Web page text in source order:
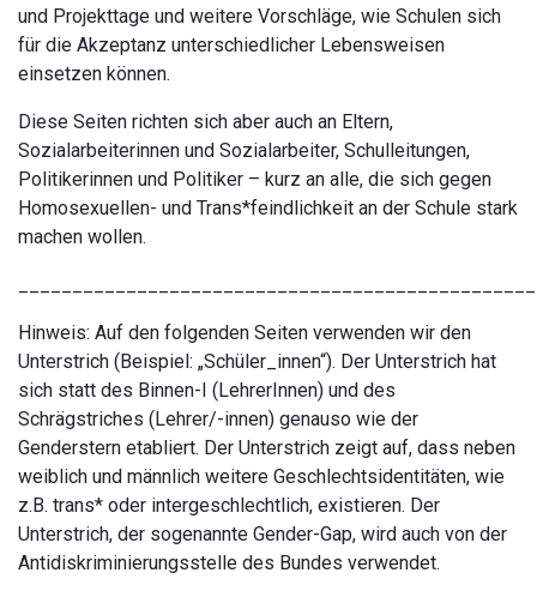
und Projekttage und weitere Vorschläge, wie Schulen sich
für die Akzeptanz unterschiedlicher Lebensweisen
einsetzen können.
Diese Seiten richten sich aber auch an Eltern,
Sozialarbeiterinnen und Sozialarbeiter, Schulleitungen,
Politikerinnen und Politiker – kurz an alle, die sich gegen
Homosexuellen- und Trans*feindlichkeit an der Schule stark
machen wollen.
Hinweis: Auf den folgenden Seiten verwenden wir den
Unterstrich (Beispiel: „Schüler_innen“). Der Unterstrich hat
sich statt des Binnen-I (LehrerInnen) und des
Schrägstriches (Lehrer/-innen) genauso wie der
Genderstern etabliert. Der Unterstrich zeigt auf, dass neben
weiblich und männlich weitere Geschlechtsidentitäten, wie
z.B. trans* oder intergeschlechtlich, existieren. Der
Unterstrich, der sogenannte Gender-Gap, wird auch von der
Antidiskriminierungsstelle des Bundes verwendet.